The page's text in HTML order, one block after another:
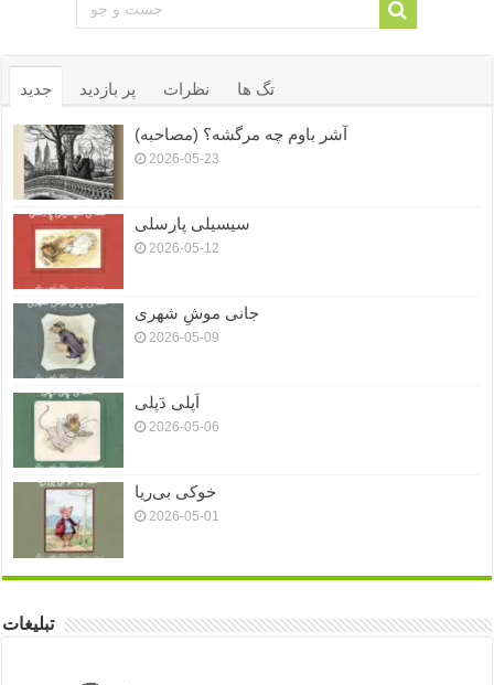
جدید پر بازدید نظرات تگ ها
آشر باوم چه مرگشه؟ (مصاحبه)
2026-05-23
سیسیلی پارسلی
2026-05-12
جانی موشِ شهری
2026-05-09
اَپلی دَپلی
2026-05-06
خوکی بی‌ریا
2026-05-01
تبلیغات